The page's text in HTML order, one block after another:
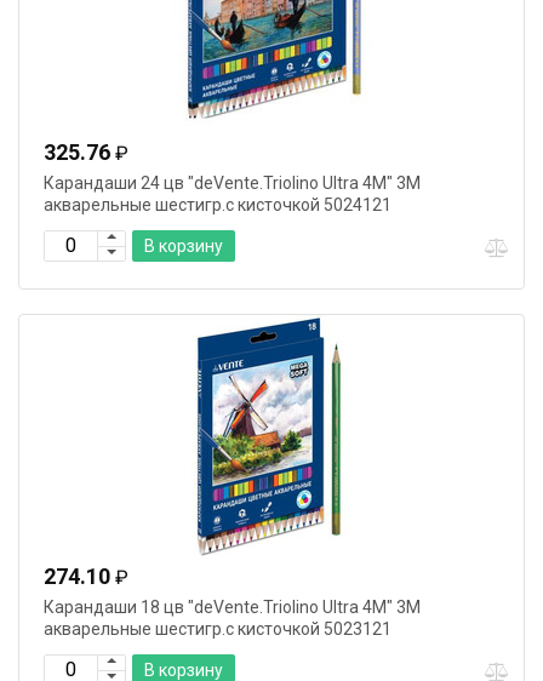
325.76 ₽
Карандаши 24 цв "deVente.Triolino Ultra 4М" 3М
акварельные шестигр.с кисточкой 5024121
В корзину
274.10 ₽
Карандаши 18 цв "deVente.Triolino Ultra 4М" 3М
акварельные шестигр.с кисточкой 5023121
В корзину